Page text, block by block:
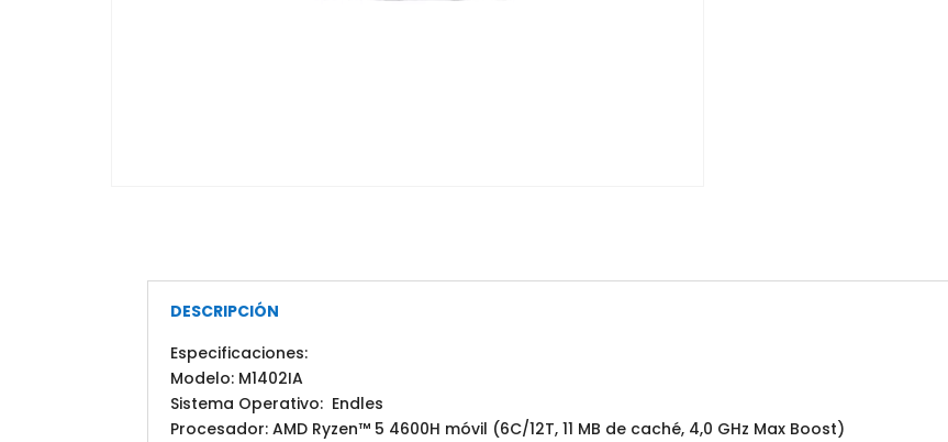
DESCRIPCIÓN
Especificaciones:
Modelo: M1402IA
Sistema Operativo: Endles
Procesador: AMD Ryzen™ 5 4600H móvil (6C/12T, 11 MB de caché, 4,0 GHz Max Boost)